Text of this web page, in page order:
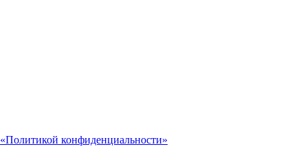
«Политикой конфиденциальности»